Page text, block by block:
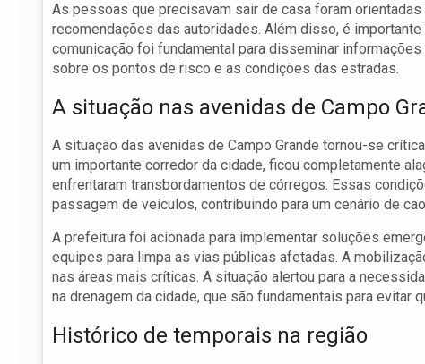
As pessoas que precisavam sair de casa foram
recomendações das autoridades. Além disso, é
comunicação foi fundamental para disseminar
sobre os pontos de risco e as condições das estradas.
A situação nas avenidas de Campo
A situação das avenidas de Campo Grande tornou-se
um importante corredor da cidade, ficou completamente
enfrentaram transbordamentos de córregos. Essas
passagem de veículos, contribuindo para um cenário de
A prefeitura foi acionada para implementar soluções
equipes para limpa as vias públicas afetadas. A
nas áreas mais críticas. A situação alertou para a
na drenagem da cidade, que são fundamentais para
Histórico de temporais na região